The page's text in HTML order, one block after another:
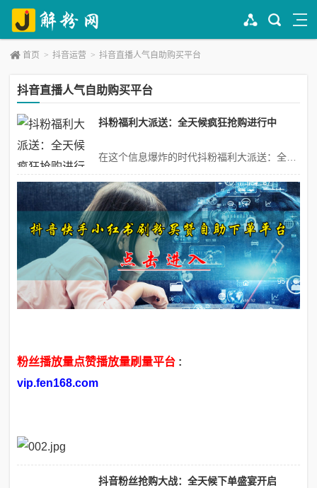
首页 > 抖音运营 > 抖音直播人气自助购买平台
抖音直播人气自助购买平台
抖粉福利大派送：全天候疯狂抢购进行中
粉丝播放量点赞播放量刷量平台 :
vip.fen168.com
抖音粉丝抢购大战：全天候下单盛宴开启